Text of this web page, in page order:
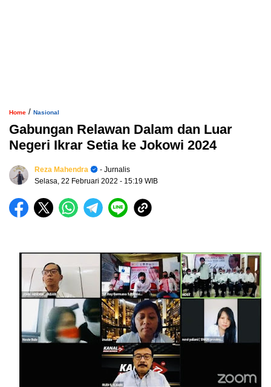
Home / Nasional
Gabungan Relawan Dalam dan Luar
Negeri Ikrar Setia ke Jokowi 2024
Reza Mahendra
- Jurnalis
Selasa, 22 Februari 2022 - 15:19 WIB